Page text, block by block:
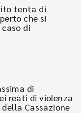
tenta di
che si
di
di
reati di violenza
Cassazione